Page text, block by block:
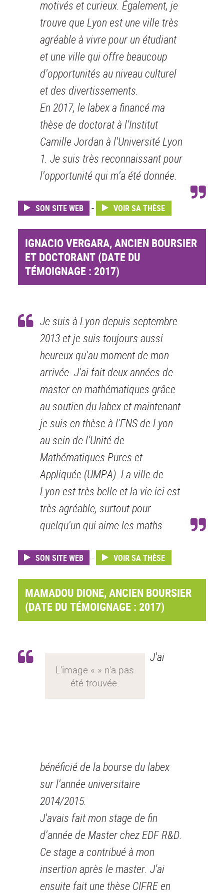
motivés et curieux. Également, je
trouve que Lyon est une ville très
agréable à vivre pour un étudiant
et une ville qui offre beaucoup
d'opportunités au niveau culturel
et des divertissements.
En 2017, le labex a financé ma
thèse de doctorat à l’Institut
Camille Jordan à l'Université Lyon
1. Je suis très reconnaissant pour
l'opportunité qui m'a été donnée.
SON SITE WEB - VOIR SA THÈSE
IGNACIO VERGARA, ANCIEN BOURSIER
ET DOCTORANT (DATE DU
TÉMOIGNAGE : 2017)
Je suis à Lyon depuis septembre
2013 et je suis toujours aussi
heureux qu'au moment de mon
arrivée. J'ai fait deux années de
master en mathématiques grâce
au soutien du labex et maintenant
je suis en thèse à l'ENS de Lyon
au sein de l’Unité de
Mathématiques Pures et
Appliquée (UMPA). La ville de
Lyon est très belle et la vie ici est
très agréable, surtout pour
quelqu'un qui aime les maths
SON SITE WEB - VOIR SA THÈSE
MAMADOU DIONE, ANCIEN BOURSIER
(DATE DU TÉMOIGNAGE : 2017)
J'ai
bénéficié de la bourse du labex
sur l'année universitaire
2014/2015.
J'avais fait mon stage de fin
d'année de Master chez EDF R&D.
Ce stage a contribué à mon
insertion après le master. J’ai
ensuite fait une thèse CIFRE en